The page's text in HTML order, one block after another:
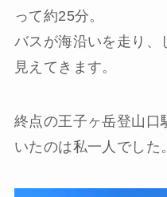
って約25分。
バスが海沿いを走り、
見えてきます。
終点の王子ヶ岳登山口
いたのは私一人でした。